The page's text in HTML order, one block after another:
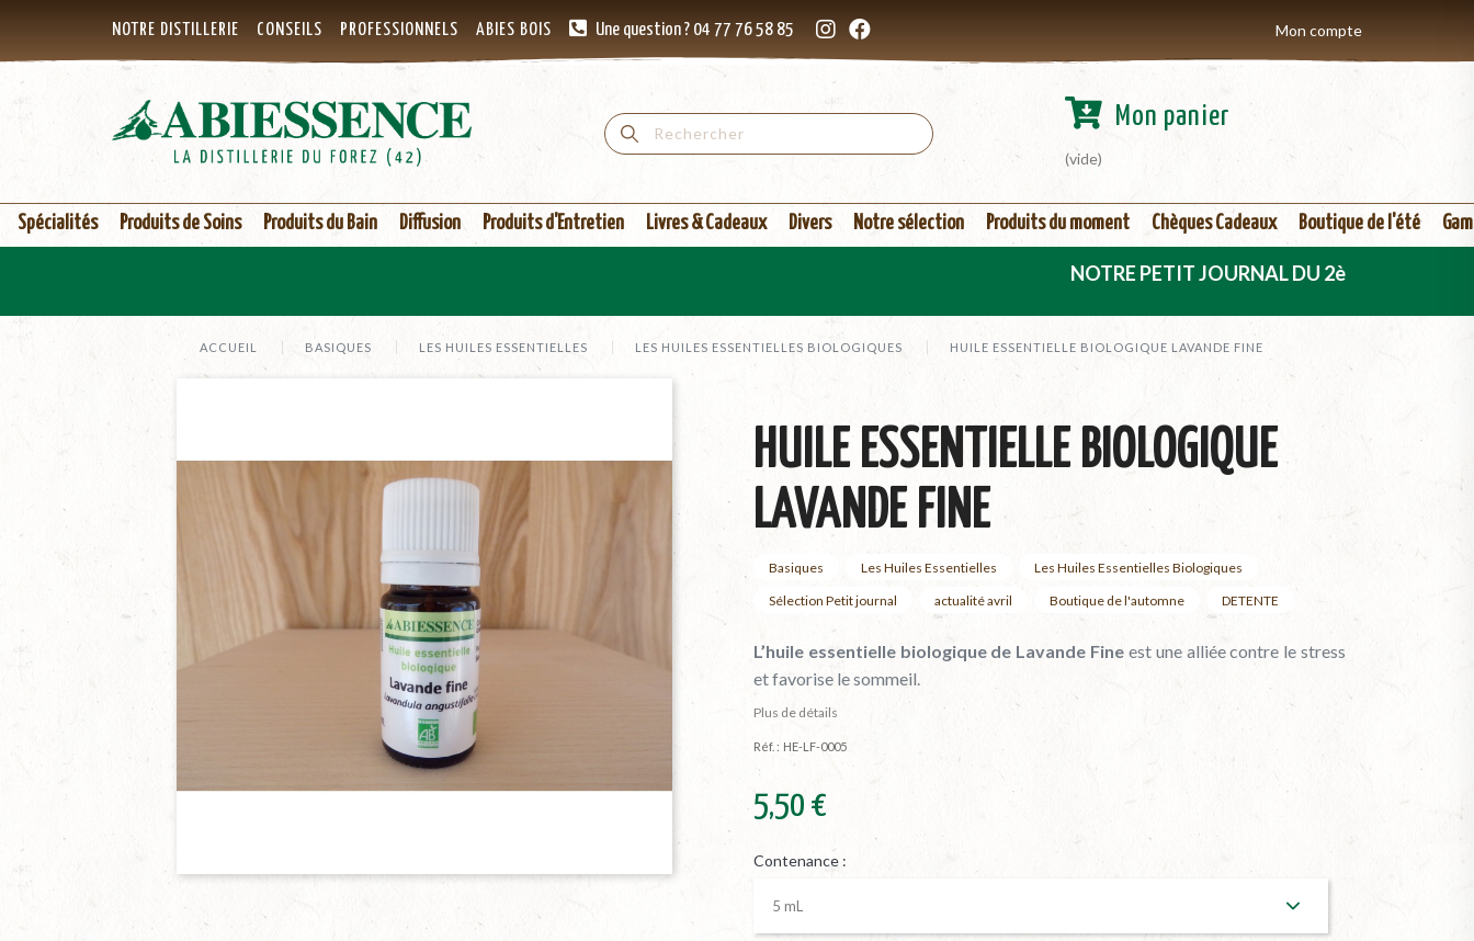
NOTRE DISTILLERIE CONSEILS PROFESSIONNELS ABIES BOIS Une question ? 04 77 76 58 85 Mon compte
Mon panier
(vide)
Spécialités Produits de Soins Produits du Bain Diffusion Produits d'Entretien Livres & Cadeaux Divers Notre sélection Produits du moment Chèques Cadeaux Boutique de l'été
NOTRE PETIT JOURNAL DU 2ème TRIMESTRE
ACCUEIL BASIQUES LES HUILES ESSENTIELLES LES HUILES ESSENTIELLES BIOLOGIQUES HUILE ESSENTIELLE BIOLOGIQUE LAVANDE FINE
HUILE ESSENTIELLE BIOLOGIQUE
LAVANDE FINE
Basiques Les Huiles Essentielles
Les Huiles Essentielles Biologiques
Sélection Petit journal
actualité avril Boutique de l'automne DETENTE
L’huile essentielle biologique de Lavande Fine est une alliée contre le stress
et favorise le sommeil.
Plus de détails
Réf. : HE-LF-0005
5,50 €
Contenance :